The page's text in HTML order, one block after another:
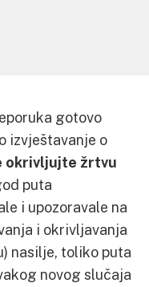
gotovo
izvještavanje o
okrivljujte žrtvu
puta
i upozoravale na
i okrivljavanja
nasilje, toliko puta
novog slučaja